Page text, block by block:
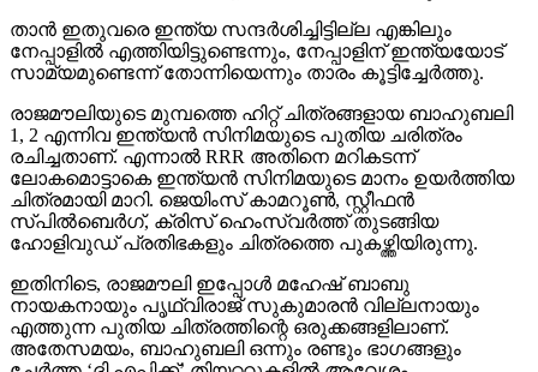
താന്‍ ഇതുവരെ ഇന്ത്യ സന്ദര്‍ശിച്ചിട്ടില്ല എങ്കിലും
നേപ്പാളില്‍ എത്തിയിട്ടുണ്ടെന്നും, നേപ്പാളിന് ഇന്ത്യയോട്
സാമ്യമുണ്ടെന്ന് തോന്നിയെന്നും താരം കൂട്ടിച്ചേര്‍ത്തു.
രാജമൗലിയുടെ മുമ്പത്തെ ഹിറ്റ് ചിത്രങ്ങളായ ബാഹുബലി
1, 2 എന്നിവ ഇന്ത്യന്‍ സിനിമയുടെ പുതിയ ചരിത്രം
രചിച്ചതാണ്. എന്നാല്‍ RRR അതിനെ മറികടന്ന്
ലോകമൊട്ടാകെ ഇന്ത്യന്‍ സിനിമയുടെ മാനം ഉയര്‍ത്തിയ
ചിത്രമായി മാറി. ജെയിംസ് കാമറൂണ്‍, സ്റ്റീഫന്‍
സ്പില്‍ബെര്‍ഗ്, ക്രിസ് ഹെംസ്വര്‍ത്ത് തുടങ്ങിയ
ഹോളിവുഡ് പ്രതിഭകളും ചിത്രത്തെ പുകഴ്ത്തിയിരുന്നു.
ഇതിനിടെ, രാജമൗലി ഇപ്പോള്‍ മഹേഷ് ബാബു
നായകനായും പൃഥ്വിരാജ് സുകുമാരന്‍ വില്ലനായും
എത്തുന്ന പുതിയ ചിത്രത്തിന്റെ ഒരുക്കങ്ങളിലാണ്.
അതേസമയം, ബാഹുബലി ഒന്നും രണ്ടും ഭാഗങ്ങളും